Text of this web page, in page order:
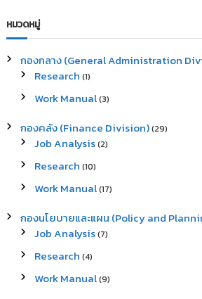
r
c
f
หมวดหมู่
กองกลาง (General Administration
Research (1)
Work Manual(3)
กองคลัง (Finance Division)(29)
Job Analysis(2)
Research (10)
Work Manual(17)
กองนโยบายและแผน (Policy and
Job Analysis(7)
Research (4)
Work Manual(9)